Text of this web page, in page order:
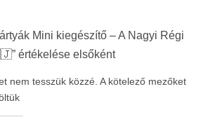
Mini kiegészítő – A Nagyi Régi
értékelése elsőként
nem tesszük közzé. A kötelező mezőket